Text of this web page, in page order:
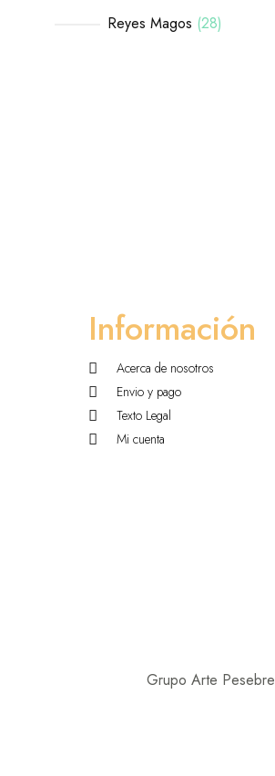
Reyes Magos 28
Información
Acerca de nosotros
Envio y pago
Texto Legal
Mi cuenta
Grupo Arte Pesebre